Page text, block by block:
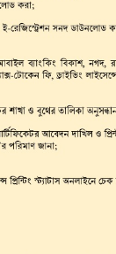
ক্লিক করুন